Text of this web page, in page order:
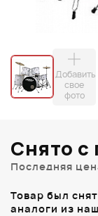
Добавить
свое
фото
Снято
Последняя
Товар был
аналоги из